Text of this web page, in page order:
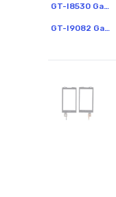
GT-I8530 Galaxy Beam
GT-I9082 Galaxy Grand